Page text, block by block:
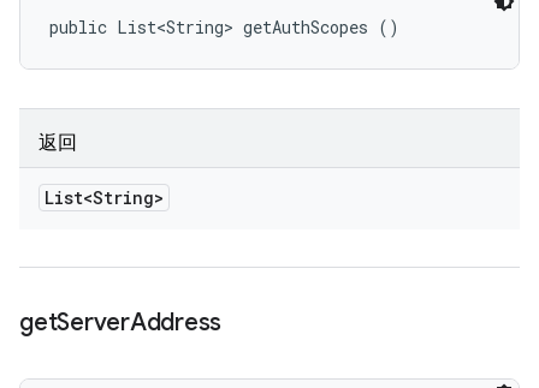
public List<String> getAuthScopes ()
返回
List<String>
getServerAddress